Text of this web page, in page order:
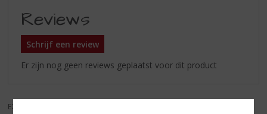
Reviews
Schrijf een review
Er zijn nog geen reviews geplaatst voor dit product
EXCL. BTW